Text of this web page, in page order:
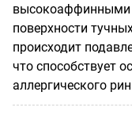
высокоаффинными
поверхности
происходит
что способствует
аллергического